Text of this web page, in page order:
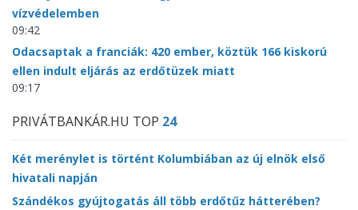
vízvédelemben
09:42
Odacsaptak a franciák: 420 ember, köztük 166 kiskorú
ellen indult eljárás az erdőtüzek miatt
09:17
PRIVÁTBANKÁR.HU TOP 24
Két merénylet is történt Kolumbiában az új elnök első
hivatali napján
Szándékos gyújtogatás áll több erdőtűz hátterében?